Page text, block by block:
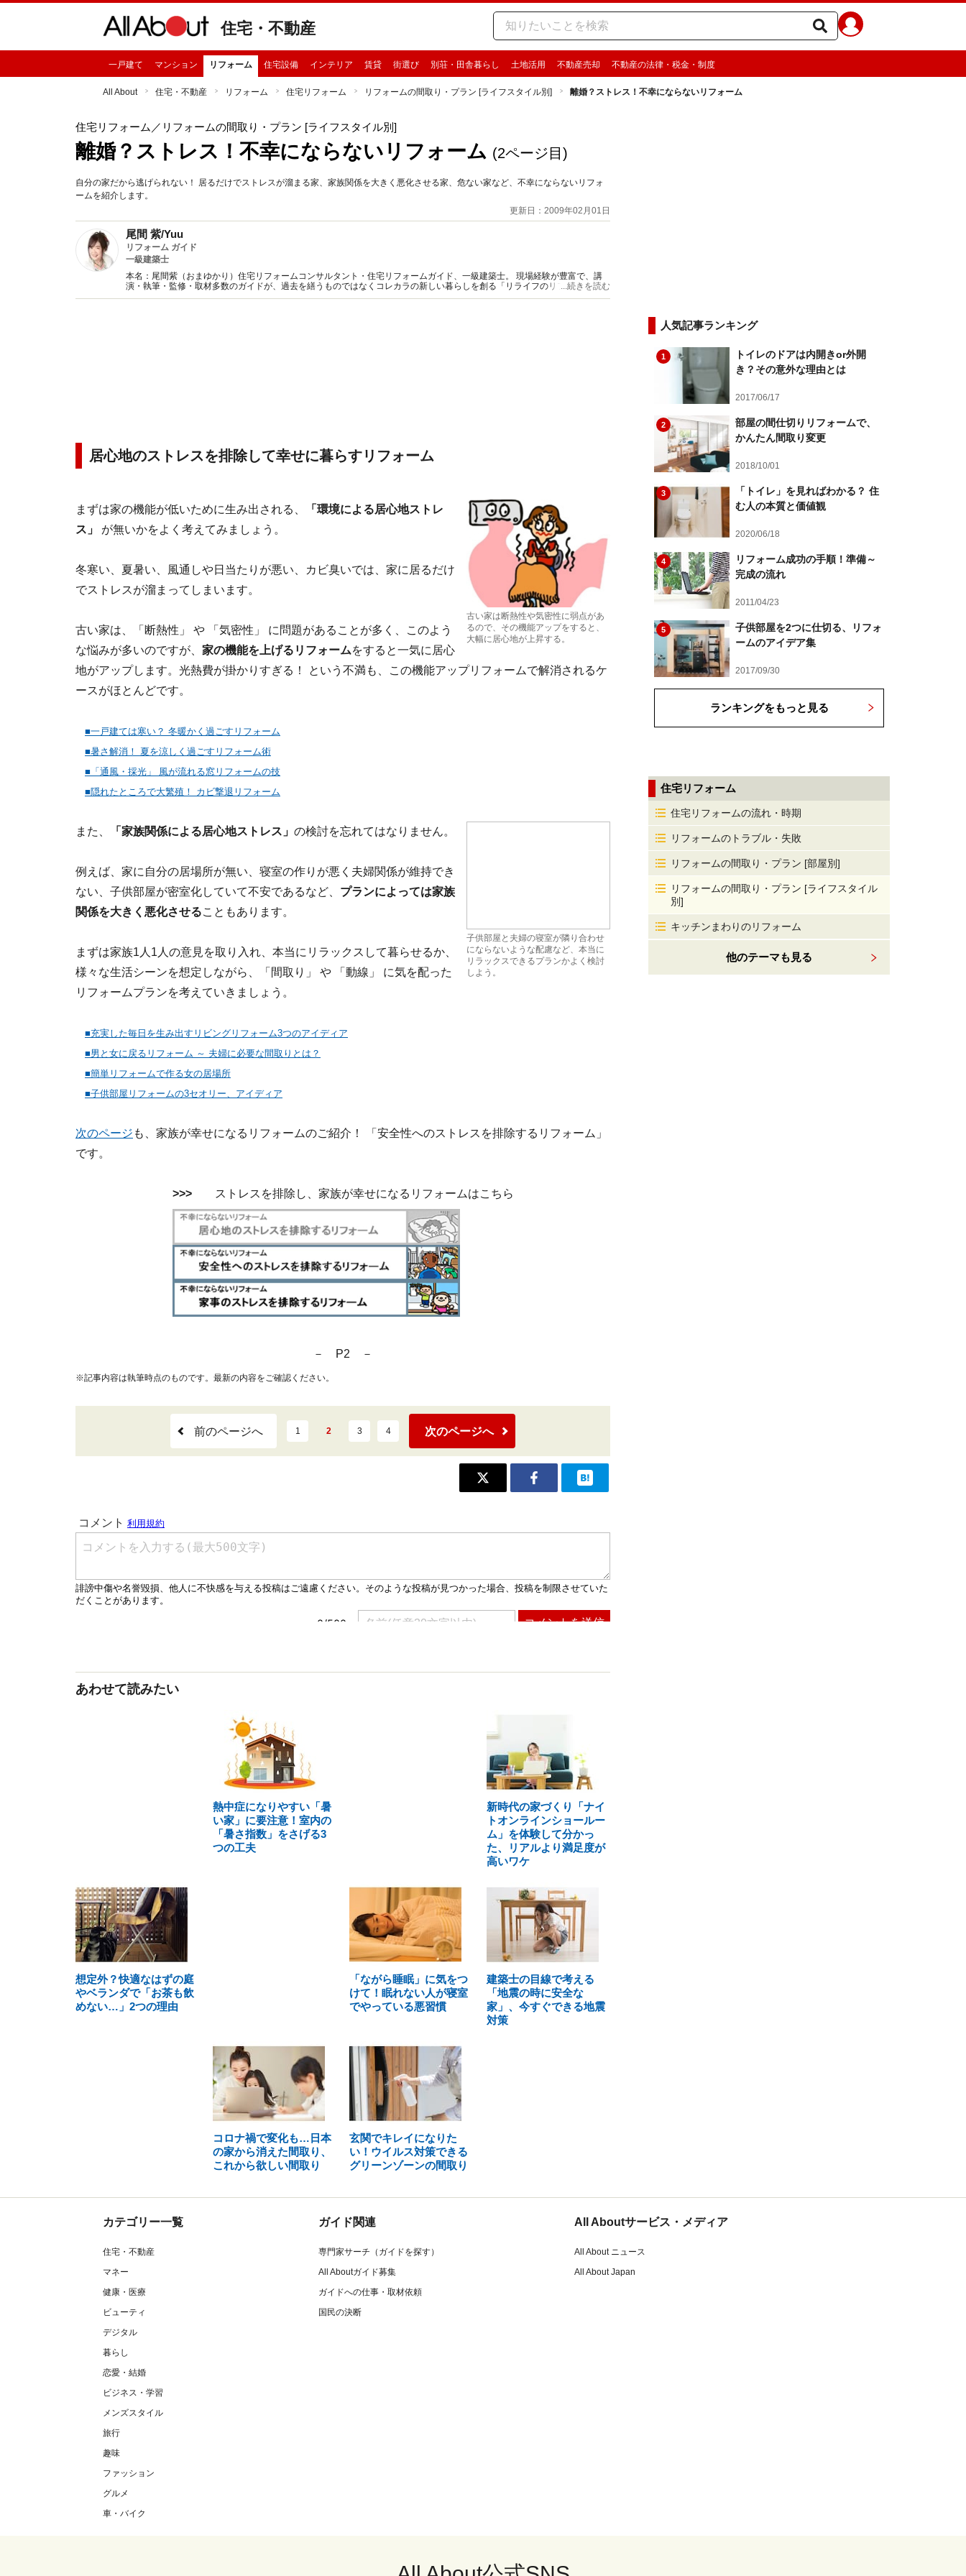
住宅・不動産
一戸建て マンション リフォーム 住宅設備 インテリア 賃貸 街選び 別荘・田舎暮らし 土地活用 不動産売却 不動産の法律・税金・制度
All About 住宅・不動産 リフォーム 住宅リフォーム リフォームの間取り・プラン [ライフスタイル別] 離婚？ストレス！不幸にならないリフォーム
住宅リフォーム ／リフォームの間取り・プラン [ライフスタイル別]
離婚？ストレス！不幸にならないリフォーム (2ページ目)
自分の家だから逃げられない！ 居るだけでストレスが溜まる家、家族関係を大きく悪化させる家、危ない家など、不幸にならないリフォ
ームを紹介します。
更新日：2009年02月01日
尾間 紫/Yuu
リフォーム ガイド
一級建築士
本名：尾間紫（おまゆかり）住宅リフォームコンサルタント・住宅リフォームガイド、一級建築士。 現場経験が豊富で、講
演・執筆・監修・取材多数のガイドが、過去を繕うものではなくコレカラの新しい暮らしを創る「リライフのリフォーム」を
提唱。本当に満足するリフォームのノウハウをお伝えしています。
...続きを読む
居心地のストレスを排除して幸せに暮らすリフォーム
古い家は断熱性や気密性に弱点があ
るので、その機能アップをすると、
大幅に居心地が上昇する。
まずは家の機能が低いために生み出される、
「環境による居心地ストレ
ス」
が無いかをよく考えてみましょう。
冬寒い、夏暑い、風通しや日当たりが悪い、カビ臭いでは、家に居るだけ
でストレスが溜まってしまいます。
古い家は、「断熱性」 や 「気密性」 に問題があることが多く、このよう
な悩みが多いのですが、 家の機能を上げるリフォームをすると一気に居心
地がアップします。光熱費が掛かりすぎる！ という不満も、この機能アップリフォームで解消されるケ
ースがほとんどです。
■一戸建ては寒い？ 冬暖かく過ごすリフォーム
■暑さ解消！ 夏を涼しく過ごすリフォーム術
■「通風・採光」 風が流れる窓リフォームの技
■隠れたところで大繁殖！ カビ撃退リフォーム
子供部屋と夫婦の寝室が隣り合わせ
にならないような配慮など、本当に
リラックスできるプランかよく検討
しよう。
また、 「家族関係による居心地ストレス」 の検討を忘れてはなりません。
例えば、家に自分の居場所が無い、寝室の作りが悪く夫婦関係が維持でき
ない、子供部屋が密室化していて不安であるなど、 プランによっては家族
関係を大きく悪化させることもあります。
まずは家族1人1人の意見を取り入れ、本当にリラックスして暮らせるか、
様々な生活シーンを想定しながら、「間取り」 や 「動線」 に気を配った
リフォームプランを考えていきましょう。
■充実した毎日を生み出すリビングリフォーム3つのアイディア
■男と女に戻るリフォーム ～ 夫婦に必要な間取りとは？
■簡単リフォームで作る女の居場所
■子供部屋リフォームの3セオリー、アイディア
次のページ も、家族が幸せになるリフォームのご紹介！ 「安全性へのストレスを排除するリフォーム」
です。
>>>ストレスを排除し、家族が幸せになるリフォームはこちら
－ P2 －
※記事内容は執筆時点のものです。最新の内容をご確認ください。
前のページへ 1 2 3 4 次のページへ
あわせて読みたい
熱中症になりやすい「暑
い家」に要注意！室内の
「暑さ指数」をさげる3
つの工夫
新時代の家づくり「ナイ
トオンラインショールー
ム」を体験して分かっ
た、リアルより満足度が
高いワケ
想定外？快適なはずの庭
やベランダで「お茶も飲
めない…」2つの理由
「ながら睡眠」に気をつ
けて！眠れない人が寝室
でやっている悪習慣
建築士の目線で考える
「地震の時に安全な
家」、今すぐできる地震
対策
コロナ禍で変化も…日本
の家から消えた間取り、
これから欲しい間取り
玄関でキレイになりた
い！ウイルス対策できる
グリーンゾーンの間取り
人気記事ランキング
1
トイレのドアは内開きor外開
き？その意外な理由とは
2017/06/17
2
部屋の間仕切りリフォームで、
かんたん間取り変更
2018/10/01
3
「トイレ」を見ればわかる？ 住
む人の本質と価値観
2020/06/18
4
リフォーム成功の手順！準備～
完成の流れ
2011/04/23
5
子供部屋を2つに仕切る、リフォ
ームのアイデア集
2017/09/30
ランキングをもっと見る
住宅リフォーム
住宅リフォームの流れ・時期
リフォームのトラブル・失敗
リフォームの間取り・プラン [部屋別]
リフォームの間取り・プラン [ライフスタイル
別]
キッチンまわりのリフォーム
他のテーマも見る
カテゴリー一覧
住宅・不動産
マネー
健康・医療
ビューティ
デジタル
暮らし
恋愛・結婚
ビジネス・学習
メンズスタイル
旅行
趣味
ファッション
グルメ
車・バイク
ガイド関連
専門家サーチ（ガイドを探す）
All Aboutガイド募集
ガイドへの仕事・取材依頼
国民の決断
All Aboutサービス・メディア
All About ニュース
All About Japan